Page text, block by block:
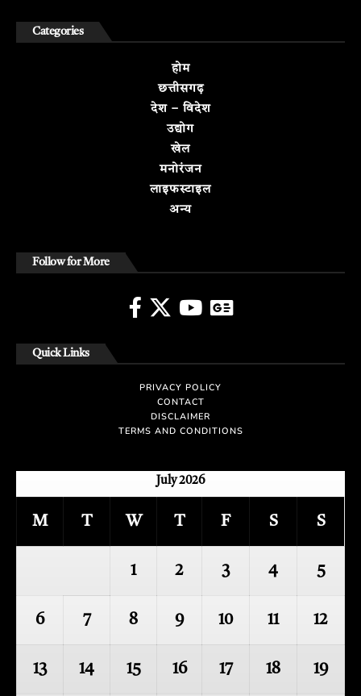
Categories
होम
छत्तीसगढ़
देश – विदेश
उद्योग
खेल
मनोरंजन
लाइफस्टाइल
अन्य
Follow for More
Quick Links
PRIVACY POLICY
CONTACT
DISCLAIMER
TERMS AND CONDITIONS
July 2026
M T W T F S S
1 2 3 4 5
6 7 8 9 10 11 12
13 14 15 16 17 18 19